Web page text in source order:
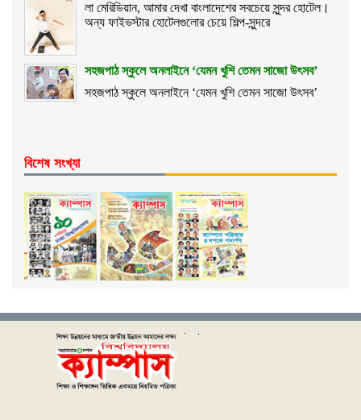
লা মেরিডিয়ান, আমার দেখা বাংলাদেশের সবচেয়ে সুন্দর হোটেল।
অন্য ফাইভস্টার হোটেলগুলোর চেয়ে শিল্প-সুন্দরে
সহজপাঠ স্কুলে অনলাইনে ‘যেমন খুশি তেমন সাজো উৎসব’
সহজপাঠ স্কুলে অনলাইনে ‘যেমন খুশি তেমন সাজো উৎসব’
বিশেষ সংখ্যা